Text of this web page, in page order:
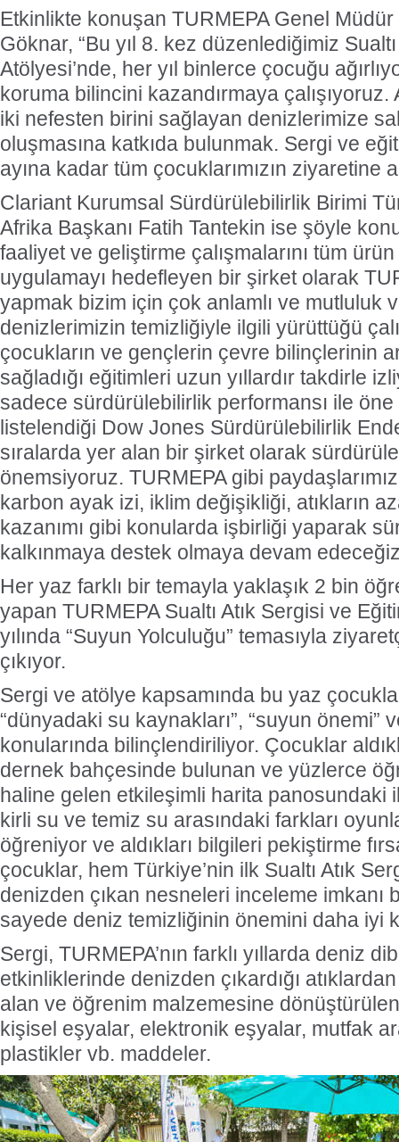
Etkinlikte konuşan TURMEPA Genel Müdür
Göknar, “Bu yıl 8. kez düzenlediğimiz
Atölyesi’nde, her yıl binlerce çocuğu
koruma bilincini kazandırmaya çalışıyoruz.
iki nefesten birini sağlayan denizlerimize
oluşmasına katkıda bulunmak. Sergi ve
ayına kadar tüm çocuklarımızın ziyaretine
Clariant Kurumsal Sürdürülebilirlik Birimi
Afrika Başkanı Fatih Tantekin ise şöyle
faaliyet ve geliştirme çalışmalarını tüm
uygulamayı hedefleyen bir şirket olarak
yapmak bizim için çok anlamlı ve mutluluk
denizlerimizin temizliğiyle ilgili yürüttüğü
çocukların ve gençlerin çevre bilinçlerinin
sağladığı eğitimleri uzun yıllardır takdirle
sadece sürdürülebilirlik performansı ile öne
listelendiği Dow Jones Sürdürülebilirlik
sıralarda yer alan bir şirket olarak
önemsiyoruz. TURMEPA gibi
karbon ayak izi, iklim değişikliği, atıkların
kazanımı gibi konularda işbirliği yaparak
kalkınmaya destek olmaya devam
Her yaz farklı bir temayla yaklaşık 2 bin
yapan TURMEPA Sualtı Atık Sergisi ve
yılında “Suyun Yolculuğu” temasıyla
çıkıyor.
Sergi ve atölye kapsamında bu yaz
“dünyadaki su kaynakları”, “suyun önemi”
konularında bilinçlendiriliyor. Çocuklar
dernek bahçesinde bulunan ve yüzlerce
haline gelen etkileşimli harita panosundaki
kirli su ve temiz su arasındaki farkları
öğreniyor ve aldıkları bilgileri pekiştirme
çocuklar, hem Türkiye’nin ilk Sualtı Atık
denizden çıkan nesneleri inceleme imkanı
sayede deniz temizliğinin önemini daha iyi
Sergi, TURMEPA’nın farklı yıllarda deniz
etkinliklerinde denizden çıkardığı
alan ve öğrenim malzemesine
kişisel eşyalar, elektronik eşyalar, mutfak
plastikler vb. maddeler.